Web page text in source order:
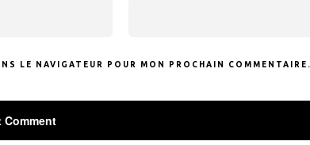
LE NAVIGATEUR POUR MON PROCHAIN COMMENTAIRE.